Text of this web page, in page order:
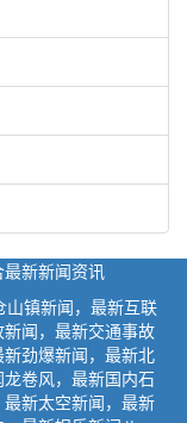
新新闻资讯
镇新闻，最新互联
闻，最新交通事故
劲爆新闻，最新北
卷风，最新国内石
新太空新闻，最新